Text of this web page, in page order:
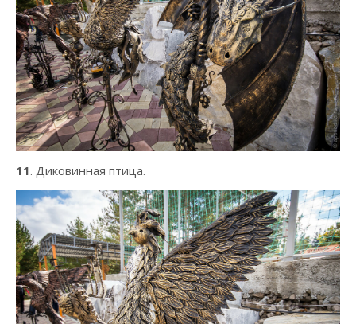
11. Диковинная птица.